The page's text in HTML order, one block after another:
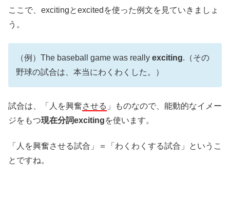
ここで、excitingとexcitedを使った例文を見ていきましょ
う。
（例）The baseball game was really exciting.（その
野球の試合は、本当にわくわくした。）
試合は、「人を興奮させる 」ものなので、能動的なイメー
ジをもつ現在分詞excitingを使います。
「人を興奮させる試合」＝「わくわくする試合」というこ
とですね。